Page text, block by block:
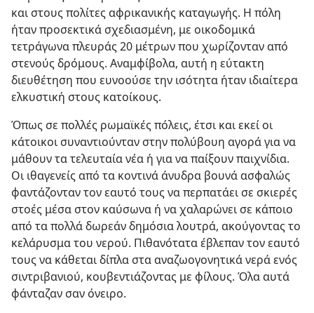
και στους πολίτες αφρικανικής καταγωγής. Η πόλη
ήταν προσεκτικά σχεδιασμένη, με οικοδομικά
τετράγωνα πλευράς 20 μέτρων που χωρίζονταν από
στενούς δρόμους. Αναμφίβολα, αυτή η εύτακτη
διευθέτηση που ευνοούσε την ισότητα ήταν ιδιαίτερα
ελκυστική στους κατοίκους.
Όπως σε πολλές ρωμαϊκές πόλεις, έτσι και εκεί οι
κάτοικοι συναντιούνταν στην πολύβουη αγορά για να
μάθουν τα τελευταία νέα ή για να παίξουν παιχνίδια.
Οι ιθαγενείς από τα κοντινά άνυδρα βουνά ασφαλώς
φαντάζονταν τον εαυτό τους να περπατάει σε σκιερές
στοές μέσα στον καύσωνα ή να χαλαρώνει σε κάποιο
από τα πολλά δωρεάν δημόσια λουτρά, ακούγοντας το
κελάρυσμα του νερού. Πιθανότατα έβλεπαν τον εαυτό
τους να κάθεται δίπλα στα αναζωογονητικά νερά ενός
σιντριβανιού, κουβεντιάζοντας με φίλους. Όλα αυτά
φάνταζαν σαν όνειρο.